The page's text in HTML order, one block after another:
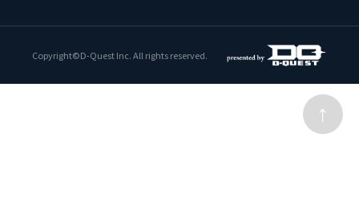
↑
Copyright©D-Quest Inc. All rights reserved.